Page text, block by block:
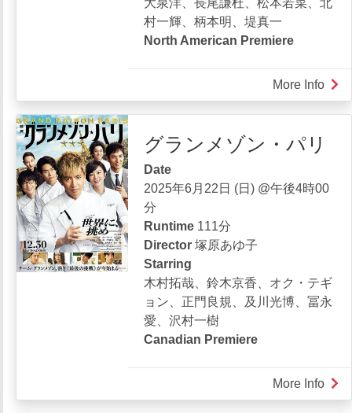
村一輝、柄本明、堤真一
North American Premiere
More Info
室
グランメゾン・パリ
Date
2025年6月22日 (日) @午後4時00
分
Runtime 111分
Director 塚原あゆ子
Starring
木村拓哉、鈴木京香、オク・テギ
ョン、正門良規、及川光博、冨永
愛、沢村一樹
Canadian Premiere
More Info
グ